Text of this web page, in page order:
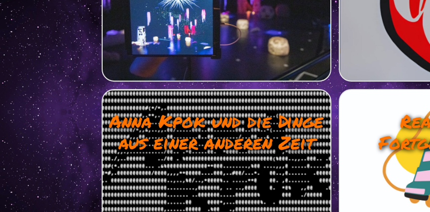
Anna Kpok und die Dinge
aus einer anderen Zeit